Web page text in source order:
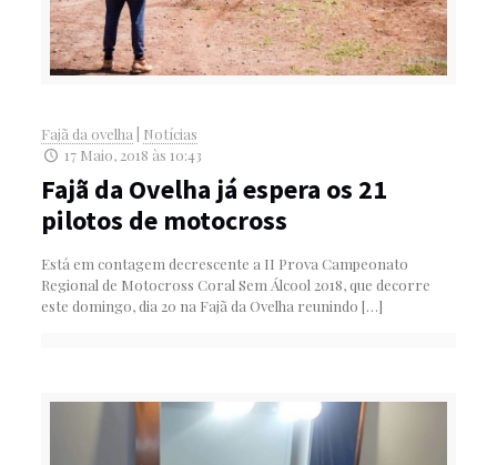
Fajã da ovelha
Notícias
17 Maio, 2018 às 10:43
Fajã da Ovelha já espera os 21
pilotos de motocross
Está em contagem decrescente a II Prova Campeonato
Regional de Motocross Coral Sem Álcool 2018, que decorre
este domingo, dia 20 na Fajã da Ovelha reunindo […]